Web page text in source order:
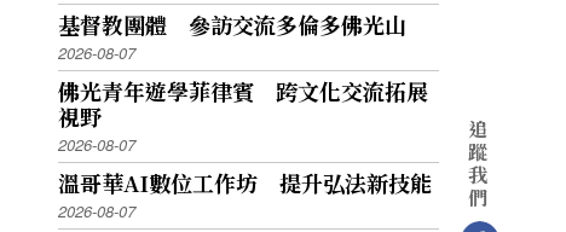
基督教團體 參訪交流多倫多佛光山
2026-08-07
佛光青年遊學菲律賓 跨文化交流拓展
視野
2026-08-07
溫哥華AI數位工作坊 提升弘法新技能
2026-08-07
追
蹤
我
們